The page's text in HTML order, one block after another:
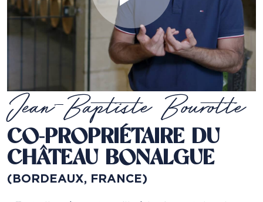
Jean-Baptiste Bourotte
CO-PROPRIÉTAIRE DU
CHÂTEAU BONALGUE
(BORDEAUX, FRANCE)